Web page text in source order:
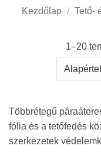
Kezdőlap / Tető-
1–20
Többrétegű
fólia és a tetőfedés
szerkezetek